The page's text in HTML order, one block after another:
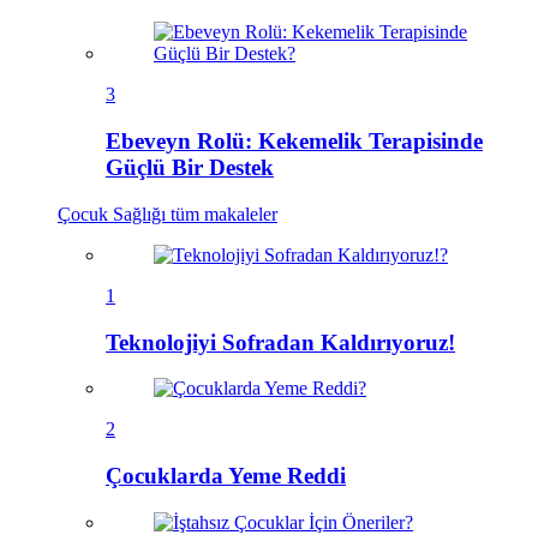
3
Ebeveyn Rolü: Kekemelik Terapisinde
Güçlü Bir Destek
Çocuk Sağlığı tüm makaleler
1
Teknolojiyi Sofradan Kaldırıyoruz!
2
Çocuklarda Yeme Reddi